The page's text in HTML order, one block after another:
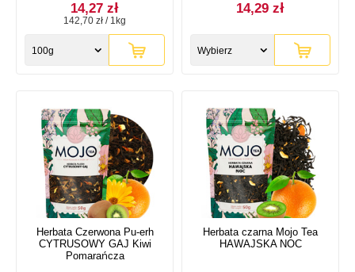
14,27 zł
142,70 zł / 1kg
100g
14,29 zł
Wybierz
Herbata Czerwona Pu-erh
CYTRUSOWY GAJ Kiwi
Pomarańcza
Herbata czarna Mojo Tea
HAWAJSKA NOC